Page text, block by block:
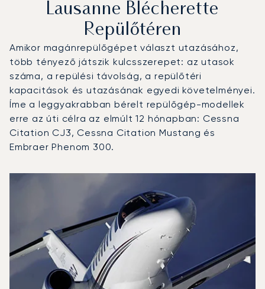
Lausanne Blécherette
Repülőtéren
Amikor magánrepülőgépet választ utazásához,
több tényező játszik kulcsszerepet: az utasok
száma, a repülési távolság, a repülőtéri
kapacitások és utazásának egyedi követelményei.
Íme a leggyakrabban bérelt repülőgép-modellek
erre az úti célra az elmúlt 12 hónapban: Cessna
Citation CJ3, Cessna Citation Mustang és
Embraer Phenom 300.
Repülőgép-típus
Sebesség (csomó)